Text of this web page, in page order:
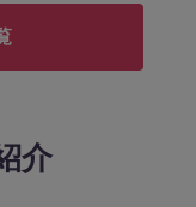
介